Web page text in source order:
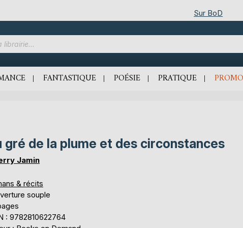
Sur BoD
FANTASTIQUE POÉSIE PRATIQUE
gré de la plume et des circonstances
Jamin
& récits
souple
: 9782810622764